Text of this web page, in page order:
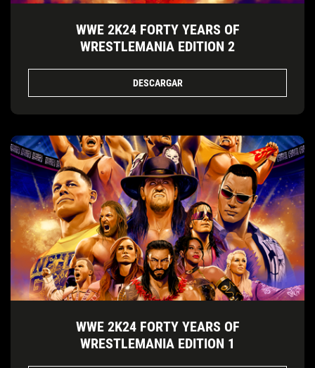
WWE 2K24 FORTY YEARS OF
WRESTLEMANIA EDITION 2
DESCARGAR
WWE 2K24 FORTY YEARS OF
WRESTLEMANIA EDITION 1